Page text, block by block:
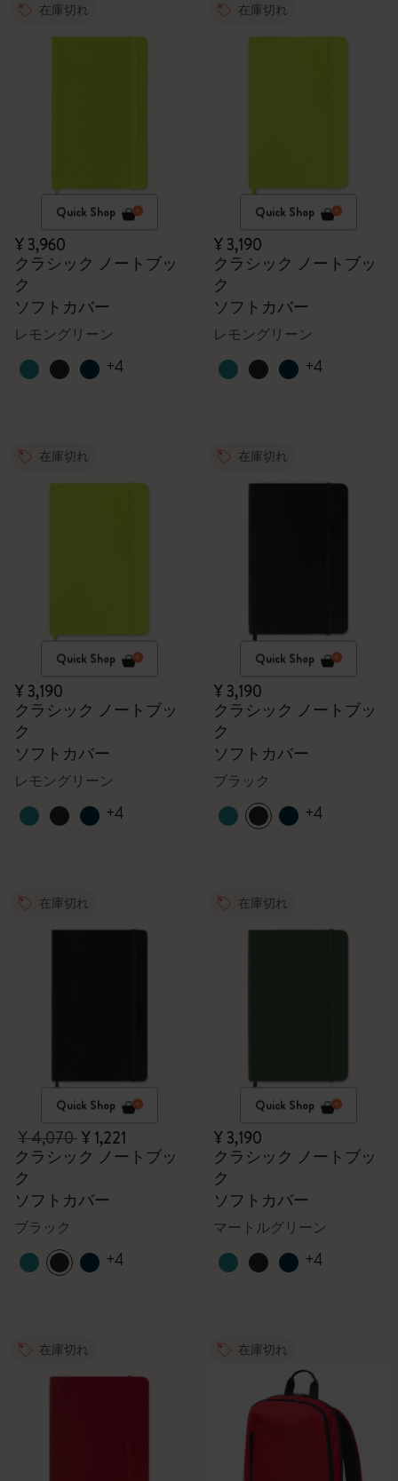
在庫切れ
Quick Shop
¥ 3,960
クラシック ノートブッ
ク
ソフトカバー
レモングリーン
+4
在庫切れ
Quick Shop
¥ 3,190
クラシック ノートブッ
ク
ソフトカバー
レモングリーン
+4
在庫切れ
Quick Shop
¥ 3,190
クラシック ノートブッ
ク
ソフトカバー
レモングリーン
+4
在庫切れ
Quick Shop
¥ 3,190
クラシック ノートブッ
ク
ソフトカバー
ブラック
+4
在庫切れ
Quick Shop
¥ 4,070¥ 1,221
クラシック ノートブッ
ク
ソフトカバー
ブラック
+4
在庫切れ
Quick Shop
¥ 3,190
クラシック ノートブッ
ク
ソフトカバー
マートルグリーン
+4
在庫切れ 在庫切れ